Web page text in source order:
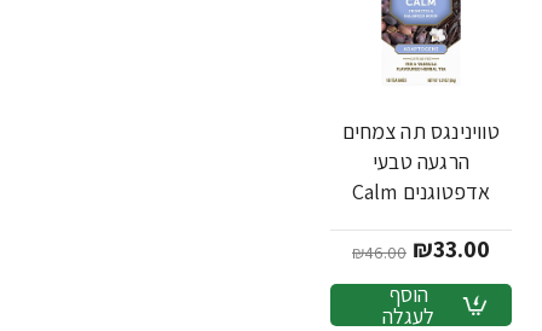
טווינינגס תה צמחים
הרגעה טבעי
אדפטוגנים Calm
18 שקיקי - מבית
Twinings
₪33.00
₪46.00
הוסף
לעגלה